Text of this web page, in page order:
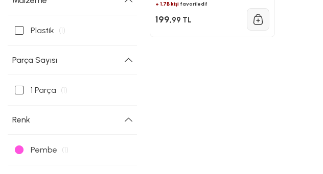
Plastik (1)
Parça Sayısı
1 Parça (1)
Renk
Pembe (1)
+ 1.7B kişifavoriledi!
199,99 TL